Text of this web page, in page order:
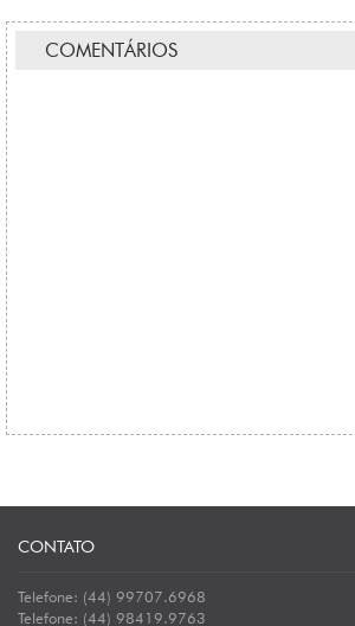
COMENTÁRIOS
CONTATO
Telefone: (44) 99707.6968
Telefone: (44) 98419.9763